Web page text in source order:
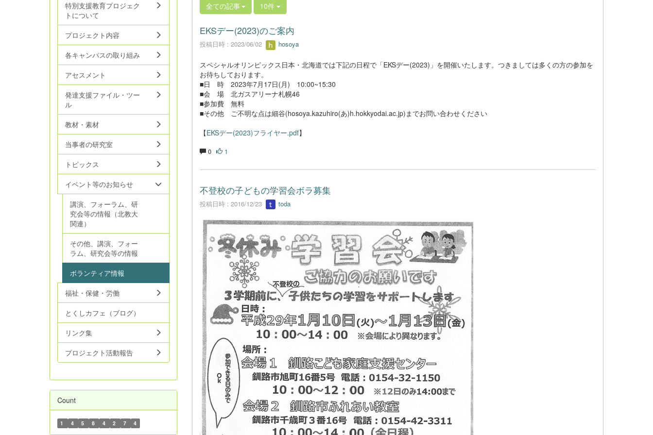
全ての記事 10件
EKSデー(2023)のご案内
投稿日時 : 2023/06/02 hosoya
スペシャルオリンピックス日本・北海道では下記の日程で「EKSデー(2023)」を開催いたします。つきましては多くの方の参加を
お待ちしております。
■日 時 2023年7月17日(月) 10:00~15:30
■会 場 北ガスアリーナ札幌46
■参加費 無料
■その他 ご不明な点は細谷(hosoya.kazuhiro(あ)h.hokkyodai.ac.jp)までお問い合わせください
【EKSデー(2023)フライヤー.pdf】
0 1
不登校の子どもの学習会ボラ募集
投稿日時 : 2016/12/23 toda
特別支援教育プロジェク
トについて
プロジェクト内容
各キャンパスの取り組み
アセスメント
発達支援ファイル・ツー
ル
教材・素材
当事者の研究室
トピックス
イベント等のお知らせ
講演、フォーラム、研
究会等の情報（北教大
関連）
その他、講演、フォー
ラム、研究会等の情報
ボランティア情報
福祉・保健・労働
とくしカフェ（ブログ）
リンク集
プロジェクト活動報告
Count
1 4 5 8 4 2 7 4